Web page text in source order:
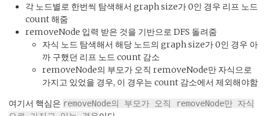
각 노드별로 한번씩 탐색해서 graph size가 0인 경우 리프 노드
count 해줌
removeNode 입력 받은 것을 기반으로 DFS 돌려줌
자식 노드 탐색해서 해당 노드의 graph size가 0인 경우 아
까 구했던 리프 노드 count 감소
removeNode의 부모가 오직 removeNode만 자식으로
가지고 있었을 경우, 이 경우는 count 감소에서 제외해야함
여기서 핵심은 removeNode의 부모가 오직 removeNode만 자식